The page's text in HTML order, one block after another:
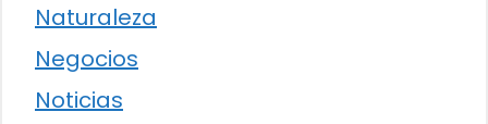
Naturaleza
Negocios
Noticias